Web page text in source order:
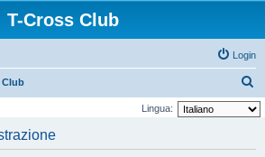
T-Cross Club
Login
Club
e
Lingua: